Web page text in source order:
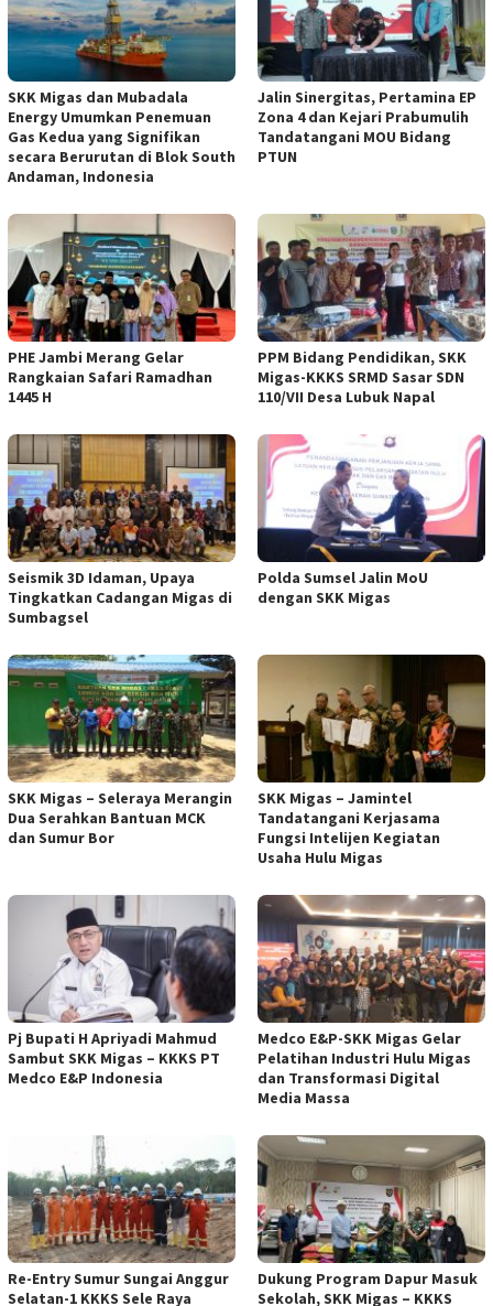
SKK Migas dan Mubadala
Energy Umumkan Penemuan
Gas Kedua yang Signifikan
secara Berurutan di Blok South
Andaman, Indonesia
Jalin Sinergitas, Pertamina EP
Zona 4 dan Kejari Prabumulih
Tandatangani MOU Bidang
PTUN
PHE Jambi Merang Gelar
Rangkaian Safari Ramadhan
1445 H
PPM Bidang Pendidikan, SKK
Migas-KKKS SRMD Sasar SDN
110/VII Desa Lubuk Napal
Seismik 3D Idaman, Upaya
Tingkatkan Cadangan Migas di
Sumbagsel
Polda Sumsel Jalin MoU
dengan SKK Migas
SKK Migas – Seleraya Merangin
Dua Serahkan Bantuan MCK
dan Sumur Bor
SKK Migas – Jamintel
Tandatangani Kerjasama
Fungsi Intelijen Kegiatan
Usaha Hulu Migas
Pj Bupati H Apriyadi Mahmud
Sambut SKK Migas – KKKS PT
Medco E&P Indonesia
Medco E&P-SKK Migas Gelar
Pelatihan Industri Hulu Migas
dan Transformasi Digital
Media Massa
Re-Entry Sumur Sungai Anggur
Selatan-1 KKKS Sele Raya
Dukung Program Dapur Masuk
Sekolah, SKK Migas – KKKS